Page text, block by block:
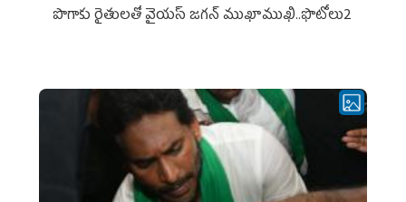
పొగాకు రైతుల‌తో వైయ‌స్ జ‌గ‌న్ ముఖాముఖి..ఫొటోలు2